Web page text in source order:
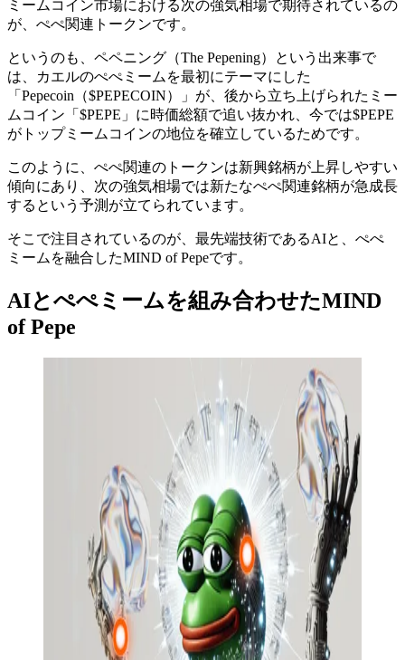
ミームコイン市場における次の強気相場で期待されているの
が、ぺぺ関連トークンです。
というのも、ペペニング（The Pepening）という出来事で
は、カエルのぺぺミームを最初にテーマにした
「Pepecoin（$PEPECOIN）」が、後から立ち上げられたミー
ムコイン「$PEPE」に時価総額で追い抜かれ、今では$PEPE
がトップミームコインの地位を確立しているためです。
このように、ぺぺ関連のトークンは新興銘柄が上昇しやすい
傾向にあり、次の強気相場では新たなぺぺ関連銘柄が急成長
するという予測が立てられています。
そこで注目されているのが、最先端技術であるAIと、ぺぺ
ミームを融合したMIND of Pepeです。
AIとぺぺミームを組み合わせたMIND
of Pepe